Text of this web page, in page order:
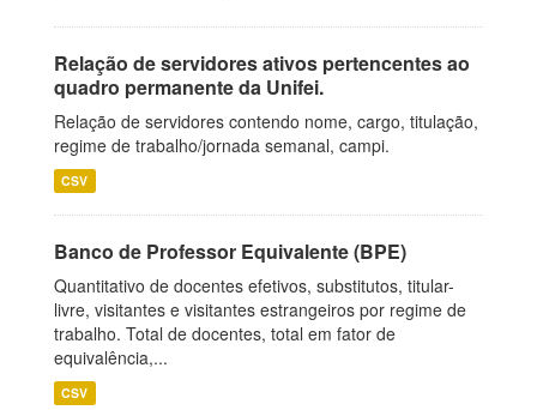
Relação de servidores ativos pertencentes ao
quadro permanente da Unifei.
Relação de servidores contendo nome, cargo, titulação,
regime de trabalho/jornada semanal, campi.
CSV
Banco de Professor Equivalente (BPE)
Quantitativo de docentes efetivos, substitutos, titular-
livre, visitantes e visitantes estrangeiros por regime de
trabalho. Total de docentes, total em fator de
equivalência,...
CSV